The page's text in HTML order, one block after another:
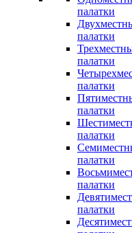
палатки
палатки
палатки
палатки
палатки
палатки
палатки
палатки
палатки